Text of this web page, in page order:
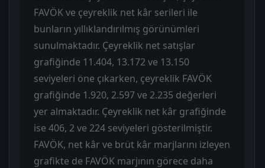
FAVÖK ve çeyreklik net kâr serileri ile
bunların yıllıklandırılmış görünümleri
sunulmaktadır. Çeyreklik net satışlar
grafiğinde 11.404, 13.172 ve 13.150
seviyeleri öne çıkarken, çeyreklik FAVÖK
grafiğinde 1.920, 2.597 ve 2.235 değerleri
yer almaktadır. Çeyreklik net kâr grafiğinde
ise 406, 2 ve 224 seviyeleri gösterilmiştir.
FAVÖK, net kâr ve brüt kâr marjlarını izleyen
grafikte de FAVÖK marjının görece daha